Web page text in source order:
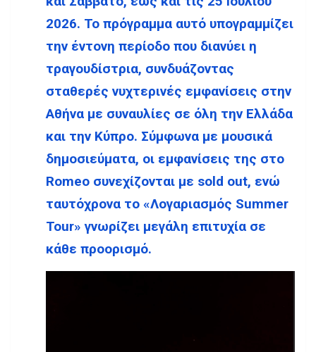
2026. Το πρόγραμμα αυτό υπογραμμίζει
την έντονη περίοδο που διανύει η
τραγουδίστρια, συνδυάζοντας
σταθερές νυχτερινές εμφανίσεις στην
Αθήνα με συναυλίες σε όλη την Ελλάδα
και την Κύπρο. Σύμφωνα με μουσικά
δημοσιεύματα, οι εμφανίσεις της στο
Romeo συνεχίζονται με sold out, ενώ
ταυτόχρονα το «Λογαριασμός Summer
Tour» γνωρίζει μεγάλη επιτυχία σε
κάθε προορισμό.